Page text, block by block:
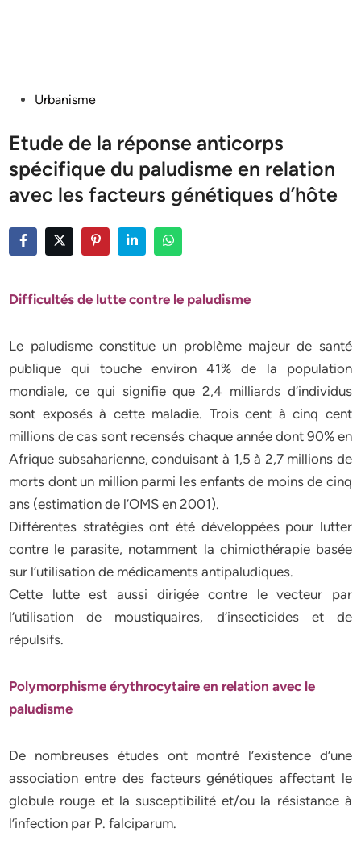
PostedUrbanisme
Etude de la réponse anticorps
spécifique du paludisme en relation
avec les facteurs génétiques d’hôte
Difficultés de lutte contre le paludisme
Le paludisme constitue un problème majeur de santé
publique qui touche environ 41% de la population
mondiale, ce qui signifie que 2,4 milliards d’individus
sont exposés à cette maladie. Trois cent à cinq cent
millions de cas sont recensés chaque année dont 90% en
Afrique subsaharienne, conduisant à 1,5 à 2,7 millions de
morts dont un million parmi les enfants de moins de cinq
ans (estimation de l’OMS en 2001).
Différentes stratégies ont été développées pour lutter
contre le parasite, notamment la chimiothérapie basée
sur l’utilisation de médicaments antipaludiques.
Cette lutte est aussi dirigée contre le vecteur par
l’utilisation de moustiquaires, d’insecticides et de
répulsifs.
Polymorphisme érythrocytaire en relation avec le
paludisme
De nombreuses études ont montré l’existence d’une
association entre des facteurs génétiques affectant le
globule rouge et la susceptibilité et/ou la résistance à
l’infection par P. falciparum.